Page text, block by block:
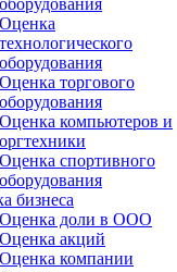
оборудования
Оценка
технологического
оборудования
Оценка торгового
оборудования
Оценка компьютеров и
оргтехники
Оценка спортивного
оборудования
бизнеса
Оценка доли в ООО
Оценка акций
Оценка компании